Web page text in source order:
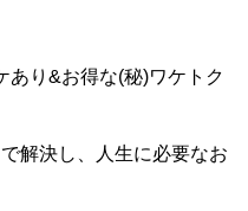
あり&お得な(秘)ワケトク
解決し、人生に必要なお